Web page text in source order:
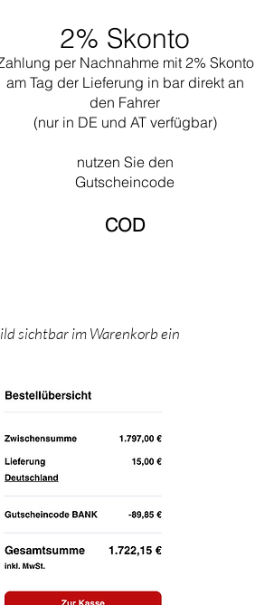
2% Skonto
per Nachnahme mit 2% Skonto
am Tag der Lieferung in bar direkt an
den Fahrer
(nur in DE und AT verfügbar)
nutzen Sie den
Gutscheincode
COD​
sichtbar im Warenkorb ein